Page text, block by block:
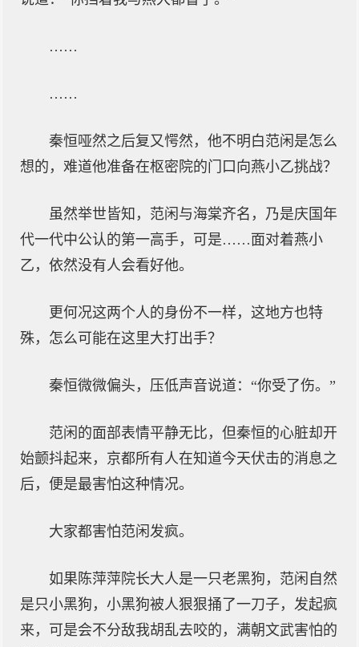
……
……
秦恒哑然之后复又愕然，他不明白范闲是怎么
想的，难道他准备在枢密院的门口向燕小乙挑战？
虽然举世皆知，范闲与海棠齐名，乃是庆国年
代一代中公认的第一高手，可是……面对着燕小
乙，依然没有人会看好他。
更何况这两个人的身份不一样，这地方也特
殊，怎么可能在这里大打出手？
秦恒微微偏头，压低声音说道：“你受了伤。”
范闲的面部表情平静无比，但秦恒的心脏却开
始颤抖起来，京都所有人在知道今天伏击的消息之
后，便是最害怕这种情况。
大家都害怕范闲发疯。
如果陈萍萍院长大人是一只老黑狗，范闲自然
是只小黑狗，小黑狗被人狠狠捅了一刀子，发起疯
来，可是会不分敌我胡乱去咬的，满朝文武害怕的